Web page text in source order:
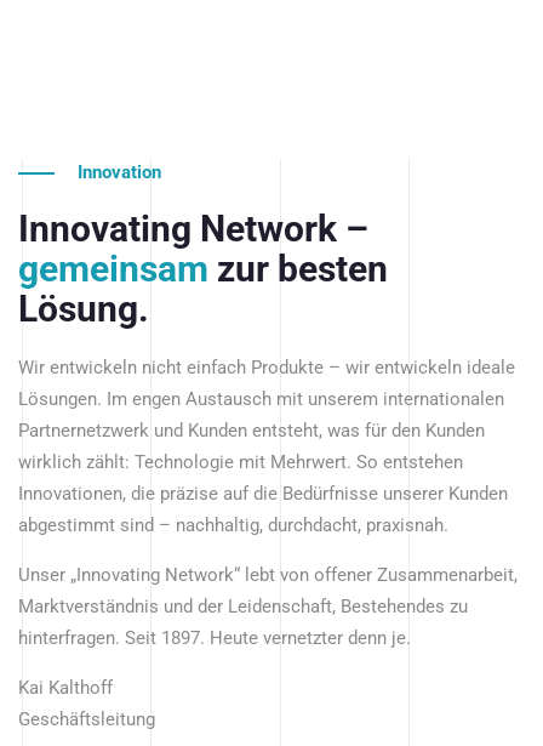
Innovation
Innovating Network –
gemeinsam zur besten
Lösung.
Wir entwickeln nicht einfach Produkte – wir entwickeln ideale
Lösungen. Im engen Austausch mit unserem internationalen
Partnernetzwerk und Kunden entsteht, was für den Kunden
wirklich zählt: Technologie mit Mehrwert. So entstehen
Innovationen, die präzise auf die Bedürfnisse unserer Kunden
abgestimmt sind – nachhaltig, durchdacht, praxisnah.
Unser „Innovating Network“ lebt von offener Zusammenarbeit,
Marktverständnis und der Leidenschaft, Bestehendes zu
hinterfragen. Seit 1897. Heute vernetzter denn je.
Kai Kalthoff
Geschäftsleitung